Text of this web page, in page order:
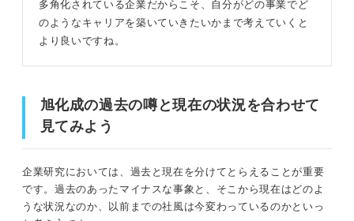
多角化されている企業だからこそ、自分がどの事業でど
のようなキャリアを築いていきたいかまで考えていくと
より良いですね。
旭化成の過去の噂と現在の状況を合わせて
見てみよう
企業研究においては、過去と現在を分けてとらえることが重要
です。過去のあったマイナスな事象と、そこから現在はどのよ
うな状況なのか、以前までの社風は今変わっているのかといっ